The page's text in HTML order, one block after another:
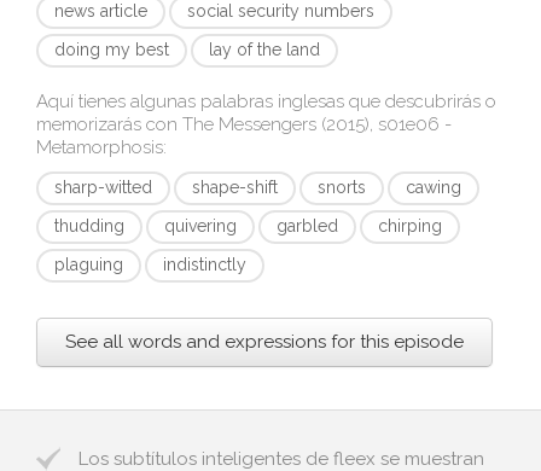
news article
social security numbers
doing my best
lay of the land
Aquí tienes algunas palabras inglesas que descubrirás o
memorizarás con The Messengers (2015), s01e06 -
Metamorphosis:
sharp-witted shape-shift snorts
cawing
thudding
quivering garbled
chirping
plaguing
indistinctly
See all words and expressions for this episode
Los subtítulos inteligentes de fleex se muestran